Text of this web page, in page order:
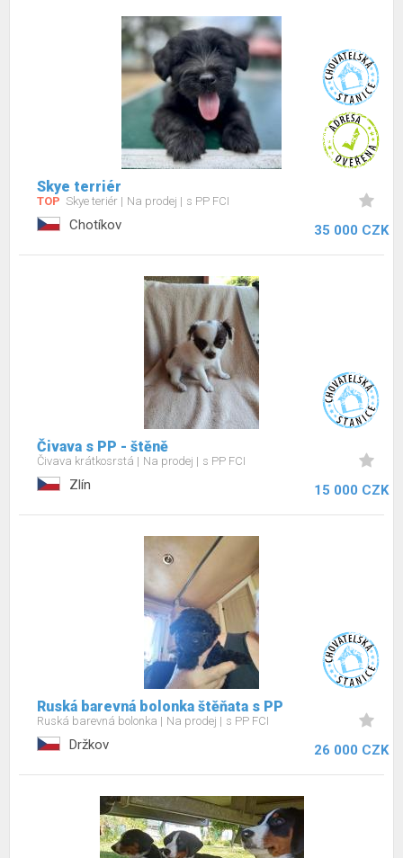
Skye terriér
TOP Skye teriér Na prodej s PP FCI
Chotíkov 35 000 CZK
Čivava s PP - štěně
Čivava krátkosrstá Na prodej s PP FCI
Zlín 15 000 CZK
Ruská barevná bolonka štěňata s PP
Ruská barevná bolonka Na prodej s PP FCI
Držkov 26 000 CZK